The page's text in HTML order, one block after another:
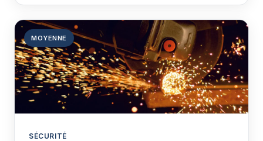
MOYENNE
SÉCURITÉ